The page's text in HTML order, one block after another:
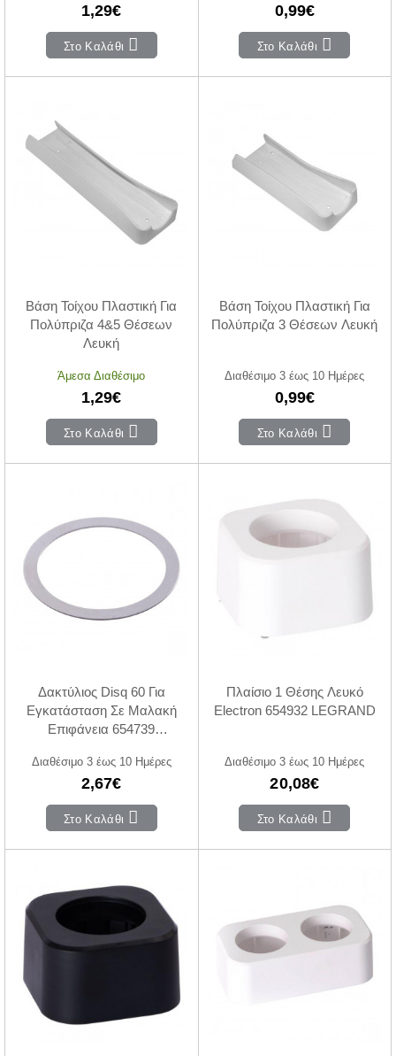
1,29€
Στο Καλάθι
0,99€
Στο Καλάθι
Βάση Τοίχου Πλαστική Για
Πολύπριζα 4&5 Θέσεων
Λευκή
Άμεσα Διαθέσιμο
1,29€
Στο Καλάθι
Βάση Τοίχου Πλαστική Για
Πολύπριζα 3 Θέσεων Λευκή
Διαθέσιμο 3 έως 10 Ημέρες
0,99€
Στο Καλάθι
Δακτύλιος Disq 60 Για
Εγκατάσταση Σε Μαλακή
Επιφάνεια 654739
Διαθέσιμο 3 έως 10 Ημέρες
2,67€
Στο Καλάθι
Πλαίσιο 1 Θέσης Λευκό
Electron 654932 LEGRAND
Διαθέσιμο 3 έως 10 Ημέρες
20,08€
Στο Καλάθι